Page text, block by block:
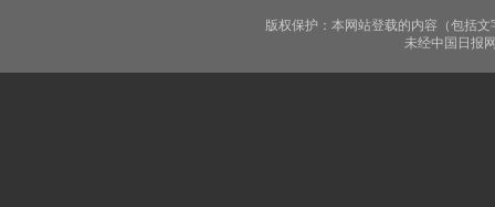
版权保护：本网站登载的内容（包括
未经中国日报